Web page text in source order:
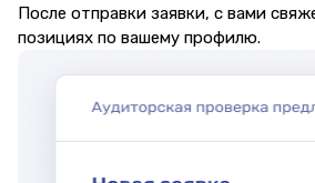
После отправки заявки, с вами
позициях по вашему профилю.